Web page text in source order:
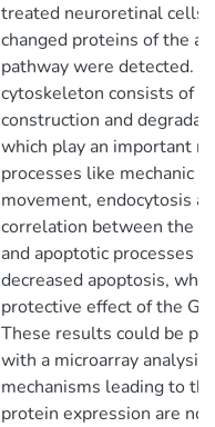
treated neuroretinal cells
changed proteins of the
pathway were detected.
cytoskeleton consists of a
construction and
which play an important
processes like mechanic
movement, endocytosis
correlation between the
and apoptotic processes
decreased apoptosis,
protective effect of the
These results could be
with a microarray
mechanisms leading to
protein expression are